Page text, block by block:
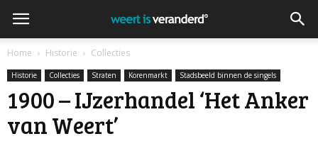
Home Historie Collecties
Historie Collecties Straten Korenmarkt Stadsbeeld binnen de singels
1900 – IJzerhandel ‘Het Anker
van Weert’